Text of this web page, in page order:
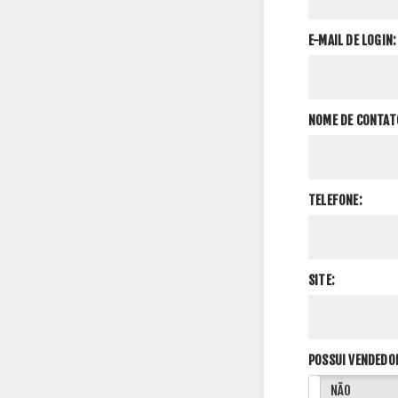
E-MAIL DE LOGIN:
NOME DE
TELEFONE:
SITE:
POSSUI
NÃO